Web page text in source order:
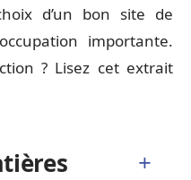
d’un bon site de
importante.
? Lisez cet extrait